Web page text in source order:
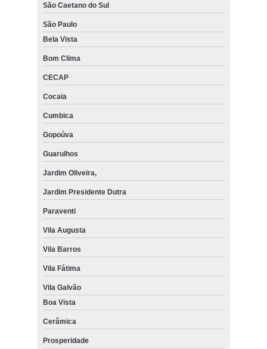
São Caetano do Sul
São Paulo
Bela Vista
Bom Clima
CECAP
Cocaia
Cumbica
Gopoúva
Guarulhos
Jardim Oliveira,
Jardim Presidente Dutra
Paraventi
Vila Augusta
Vila Barros
Vila Fátima
Vila Galvão
Boa Vista
Cerâmica
Prosperidade